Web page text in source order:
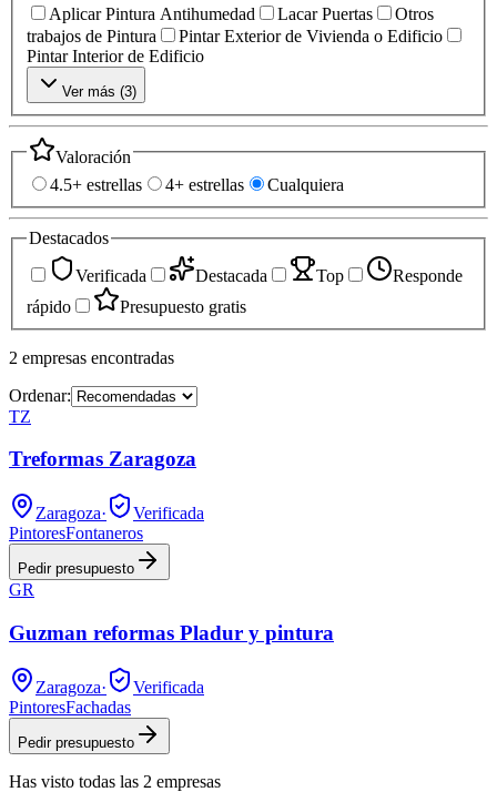
Aplicar Pintura Antihumedad
Lacar Puertas
Otros
trabajos de Pintura
Pintar Exterior de Vivienda o Edificio
Pintar Interior de Edificio
Ver más (3)
Valoración
4.5+ estrellas
4+ estrellas Cualquiera
Destacados
Verificada
Destacada Top
Responde
rápido
Presupuesto gratis
2 empresas encontradas
Ordenar:
TZ
Treformas Zaragoza
Zaragoza·
Verificada
PintoresFontaneros
Pedir presupuesto
GR
Guzman reformas Pladur y pintura
Zaragoza·
Verificada
PintoresFachadas
Pedir presupuesto
Has visto todas las 2 empresas